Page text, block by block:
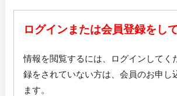
ログインまたは会員登録をし
情報を閲覧するには、ログインしてく
録をされていない方は、会員のお申し
ます。